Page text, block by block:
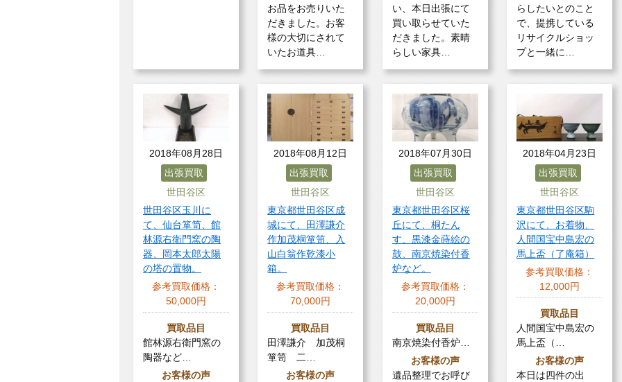
お品をお売りいた
だきました。お客
様の大切にされて
いたお道具…
い、本日出張にて
買い取らせていた
だきました。素晴
らしい家具…
らしたいとのこと
で、提携している
リサイクルショッ
プと一緒に…
2018年08月28日
出張買取
世田谷区
世田谷区玉川に
て、仙台箪笥、館
林源右衛門窯の陶
器、岡本太郎太陽
の塔の置物。
参考買取価格：
50,000円
買取品目
館林源右衛門窯の
陶器など…
お客様の声
2018年08月12日
出張買取
世田谷区
東京都世田谷区成
城にて、田澤謙介
作加茂桐箪笥、入
山白翁作乾漆小
箱。
参考買取価格：
70,000円
買取品目
田澤謙介 加茂桐
箪笥 二…
お客様の声
2018年07月30日
出張買取
世田谷区
東京都世田谷区桜
丘にて、桐たん
す、黒漆金蒔絵の
鼓、南京焼染付香
炉など。
参考買取価格：
20,000円
買取品目
南京焼染付香炉…
お客様の声
遺品整理でお呼び
2018年04月23日
出張買取
世田谷区
東京都世田谷区駒
沢にて、お着物、
人間国宝中島宏の
馬上盃（了庵箱）
参考買取価格：
12,000円
買取品目
人間国宝中島宏の
馬上盃（…
お客様の声
本日は四件の出